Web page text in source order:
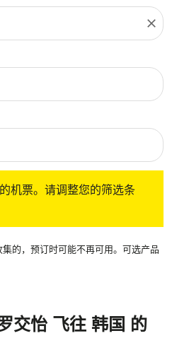
close
机票。请调整您的筛选条
的，预订时可能不再可用。可选产品
交怡 飞往 韩国 的